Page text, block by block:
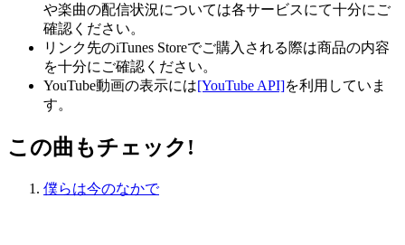
や楽曲の配信状況については各サービスにて十分にご
確認ください。
リンク先のiTunes Storeでご購入される際は商品の内容
を十分にご確認ください。
YouTube動画の表示には[YouTube API]を利用していま
す。
この曲もチェック!
僕らは今のなかで